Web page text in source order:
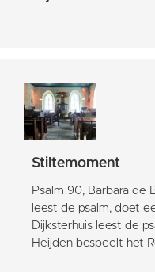
Stiltemoment
Psalm 90, Barbara de
leest de psalm, doet
Dijksterhuis leest de
Heijden bespeelt het